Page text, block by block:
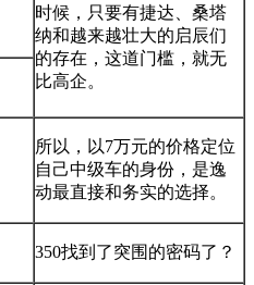
时候，只要有捷达、桑塔
纳和越来越壮大的启辰们
的存在，这道门槛，就无
比高企。
所以，以7万元的价格定位
自己中级车的身份，是逸
动最直接和务实的选择。
350找到了突围的密码了？